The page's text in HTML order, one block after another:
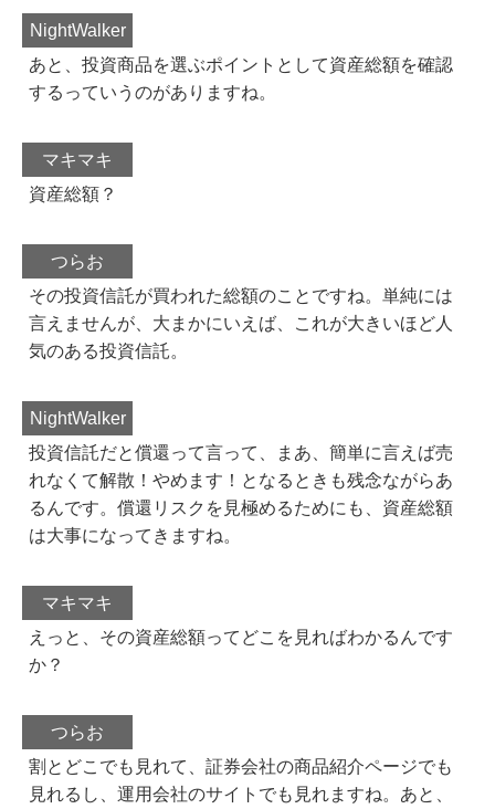
NightWalker
あと、投資商品を選ぶポイントとして資産総額を確認
するっていうのがありますね。
マキマキ
資産総額？
つらお
その投資信託が買われた総額のことですね。単純には
言えませんが、大まかにいえば、これが大きいほど人
気のある投資信託。
NightWalker
投資信託だと償還って言って、まあ、簡単に言えば売
れなくて解散！やめます！となるときも残念ながらあ
るんです。償還リスクを見極めるためにも、資産総額
は大事になってきますね。
マキマキ
えっと、その資産総額ってどこを見ればわかるんです
か？
つらお
割とどこでも見れて、証券会社の商品紹介ページでも
見れるし、運用会社のサイトでも見れますね。あと、